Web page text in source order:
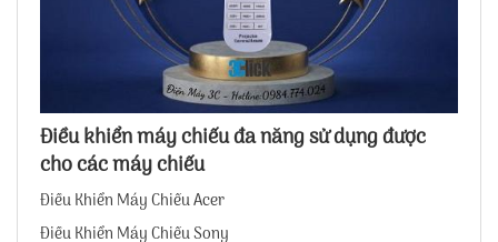
Điều khiển máy chiếu đa năng sử dụng được
cho các máy chiếu
Điều Khiển Máy Chiếu Acer
Điều Khiển Máy Chiếu Sony